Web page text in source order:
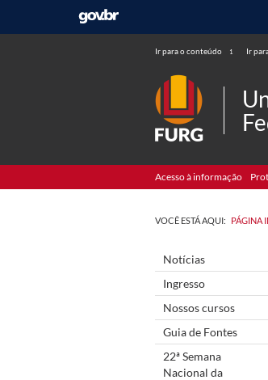
Ir para o conteúdo 1 Ir
Acesso à informação
VOCÊ ESTÁ AQUI: PÁGINA
Notícias
Ingresso
Nossos cursos
Guia de Fontes
22ª Semana
Nacional da